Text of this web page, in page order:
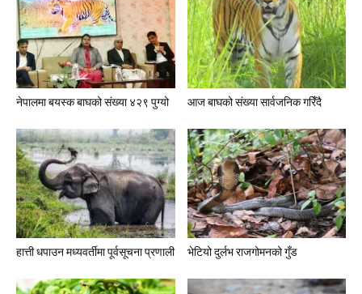
नेपालमा बयस्क बाघको संख्या ४२९ पुग्यो आज बाघको संख्या सार्वजनिक गरिँदै
हात्ती धपाउन मध्यवर्तीमा पूर्वसूचना प्रणाली भेटियो दुर्लभ राजगोमनको गुँड